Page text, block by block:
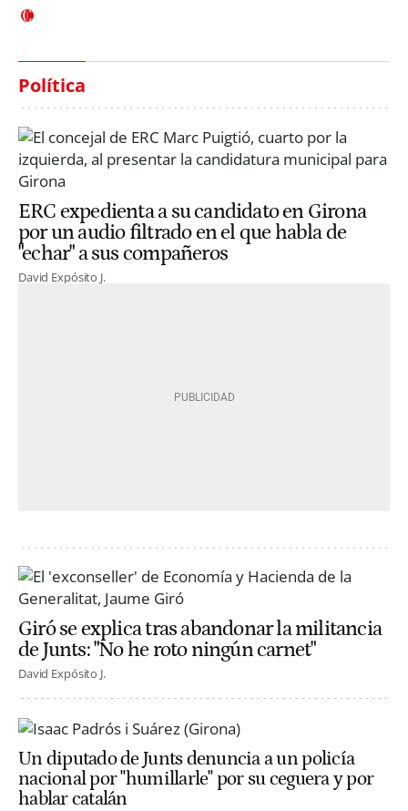
Política
ERC expedienta a su candidato en Girona
por un audio filtrado en el que habla de
"echar" a sus compañeros
David Expósito J.
Giró se explica tras abandonar la militancia
de Junts: "No he roto ningún carnet"
David Expósito J.
Un diputado de Junts denuncia a un policía
nacional por "humillarle" por su ceguera y por
hablar catalán